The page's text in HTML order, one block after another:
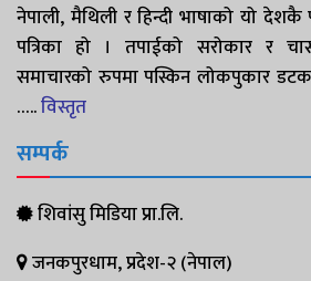
नेपाली, मैथिली र हिन्दी भाषाको यो देशकै
पत्रिका हो । तपाईको सरोकार र
समाचारको रुपमा पस्किन लोकपुकार
…..विस्तृत
सम्पर्क
शिवांसु मिडिया प्रा.लि.
जनकपुरधाम, प्रदेश-२ (नेपाल)